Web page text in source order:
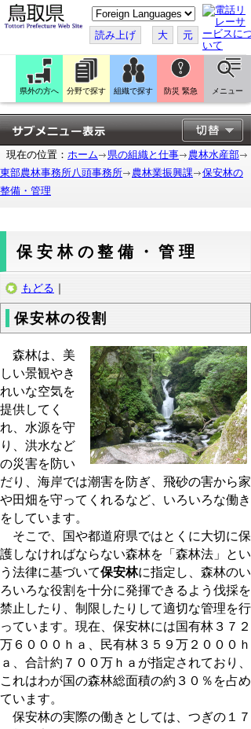
こ
の
ペ
ー
ジ
翻
訳
す
る
読み上げ 大 元
県外の方へ 分野で探す 組織で探す 防災 緊急 メニュー
現在の位置： ホーム 県の組織と仕事
農林水産部
東部農林事務所八頭事務所
農林業振興課
保安林の
整備・管理
保安林の整備・管理
もどる ｜
保安林の役割
森林は、美
しい景観やき
れいな空気を
提供してく
れ、水源を守
り、洪水など
の災害を防い
だり、海岸では潮害を防ぎ、飛砂の害から家
や田畑を守ってくれるなど、いろいろな働き
をしています。
そこで、国や都道府県ではとくに大切に保
護しなければならない森林を「森林法」とい
う法律に基づいて保安林に指定し、森林のい
ろいろな役割を十分に発揮できるよう伐採を
禁止したり、制限したりして適切な管理を行
っています。現在、保安林には国有林３７２
万６０００ｈａ、民有林３５９万２０００ｈ
ａ、合計約７００万ｈａが指定されており、
これはわが国の森林総面積の約３０％を占め
ています。
保安林の実際の働きとしては、つぎの１７